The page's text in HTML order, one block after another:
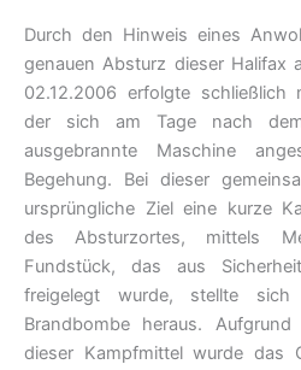
Durch den Hinweis eines
genauen Absturz dieser Halifax
02.12.2006 erfolgte schließlich
der sich am Tage nach
ausgebrannte Maschine
Begehung. Bei dieser
ursprüngliche Ziel eine kurze
des Absturzortes, mittels
Fundstück, das aus
freigelegt wurde, stellte
Brandbombe heraus.
dieser Kampfmittel wurde das